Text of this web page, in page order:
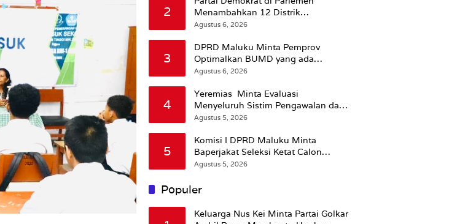
2
Menambahkan 12 Distrik
Pendukung Trump
Agustus 6, 2026
3
DPRD Maluku Minta Pemprov
Optimalkan BUMD yang ada
Ketimbang Menambah Baru
Agustus 6, 2026
4
Yeremias Minta Evaluasi
Menyeluruh Sistim Pengawalan dan
Operasional Angkutan Kontainer
Agustus 5, 2026
5
Komisi I DPRD Maluku Minta
Baperjakat Seleksi Ketat Calon
Pejabat Termasuk Rekam Jejak
Agustus 5, 2026
Populer
Keluarga Nus Kei Minta Partai Golkar